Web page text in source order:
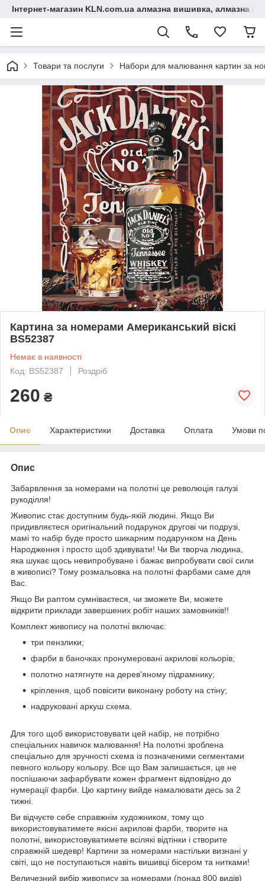
Інтернет-магазин KLN.com.ua алмазна вишивка, алмазна
Товари та послуги Набори для малювання картин за
Картина за номерами Американський віскі
BS52387
Немає в наявності
Код: BS52387
Роздріб
260 ₴
Опис Характеристики Доставка Оплата Умови
Опис
Забарвлення за номерами на полотні це революція галузі
рукоділля!
Живопис стає доступним будь-якій людині. Якщо Ви
придивляєтеся оригінальний подарунок другові чи подрузі,
мамі то набір буде просто шикарним подарунком на День
Народження і просто щоб здивувати! Чи Ви творча людина,
яка шукає щось невипробуване і бажає випробувати свої сили
в живописі? Тому розмальовка на полотні фарбами саме для
Вас.
Якщо Ви раптом сумніваєтеся, чи зможете Ви, можете
відкрити приклади завершених робіт наших замовників!!
Комплект живопису на полотні включає:
три пензлики;
фарби в баночках пронумеровані акрилові кольорів;
полотно натягнуте на дерев'яному підрамнику;
кріплення, щоб повісити виконану роботу на стіну;
надруковані аркуш схема.
Для того щоб використовувати цей набір, не потрібно
спеціальних навичок малювання! На полотні зроблена
спеціально для зручності схема із позначеними сегментами
певного кольору кольору. Все що Вам залишається, це не
поспішаючи зафарбувати кожен фрагмент відповідно до
нумерації фарби. Цю картину вийде намалювати десь за 2
тижні.
Ви відчуєте себе справжнім художником, тому що
використовуватимете якісні акрилові фарби, творите на
полотні, використовуватимете всілякі відтінки і створите
справжній шедевр! Картини за номерами настільки визнані у
світі, що не поступаються навіть вишивці бісером та нитками!
Величезний вибір живопису за номерами (понад 800 видів)